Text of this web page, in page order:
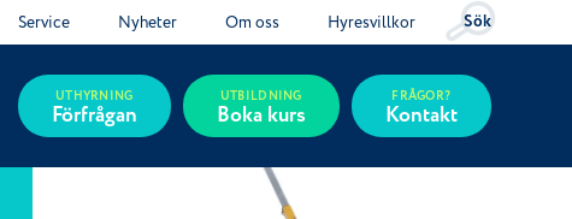
Service Nyheter Om oss Hyresvillkor Sök
FRÅGOR?
Kontakt
UTBILDNING
Boka kurs
UTHYRNING
Förfrågan